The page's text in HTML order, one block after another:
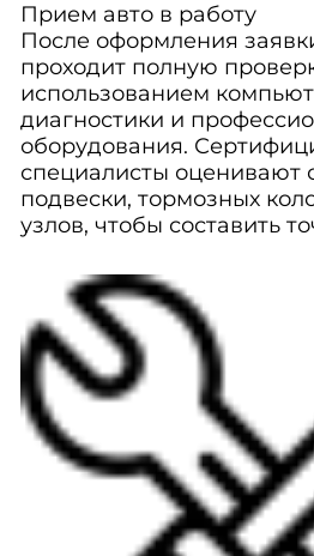
Прием авто в работу
После оформления
проходит полную
использованием
диагностики и
оборудования.
специалисты оценивают
подвески, тормозных
узлов, чтобы составить